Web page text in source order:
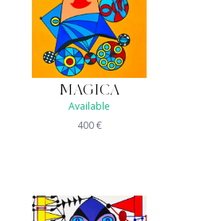
MAGICA
Available
400€